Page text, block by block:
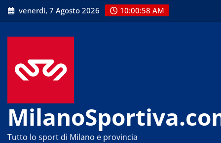
Skip
to
venerdì, 7 Agosto 2026 10:00:58 AM
Tutto lo sport di Milano e provincia